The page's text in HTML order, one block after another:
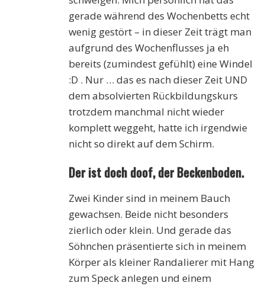
gerade während des Wochenbetts echt
wenig gestört – in dieser Zeit trägt man
aufgrund des Wochenflusses ja eh
bereits (zumindest gefühlt) eine Windel
:D . Nur … das es nach dieser Zeit UND
dem absolvierten Rückbildungskurs
trotzdem manchmal nicht wieder
komplett weggeht, hatte ich irgendwie
nicht so direkt auf dem Schirm.
Der ist doch doof, der Beckenboden.
Zwei Kinder sind in meinem Bauch
gewachsen. Beide nicht besonders
zierlich oder klein. Und gerade das
Söhnchen präsentierte sich in meinem
Körper als kleiner Randalierer mit Hang
zum Speck anlegen und einem